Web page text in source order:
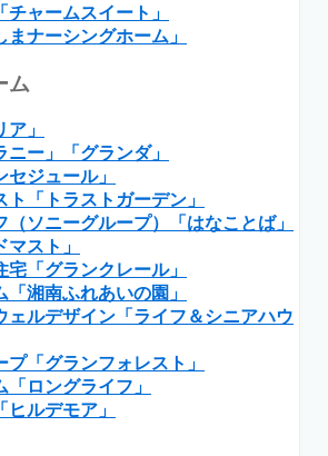
チャームスイート」
ナーシングホーム」
ム
」
ー」「グランダ」
ジュール」
ト「トラストガーデン」
（ソニーグループ）「はなことば」
スト」
「グランクレール」
湘南ふれあいの園」
ェルデザイン「ライフ＆シニアハウ
「グランフォレスト」
ロングライフ」
ルデモア」